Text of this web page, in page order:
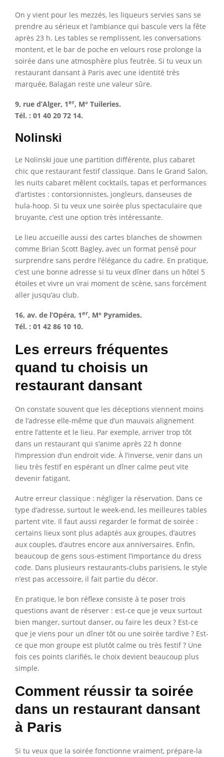
On y vient pour les mezzés, les liqueurs servies sans se
prendre au sérieux et l’ambiance qui bascule vers la fête
après 23 h. Les tables se remplissent, les conversations
montent, et le bar de poche en velours rose prolonge la
soirée dans une atmosphère plus feutrée. Si tu veux un
restaurant dansant à Paris avec une identité très
marquée, Balagan reste une valeur sûre.
9, rue d’Alger, 1er, M° Tuileries.
Tél. : 01 40 20 72 14.
Nolinski
Le Nolinski joue une partition différente, plus cabaret
chic que restaurant festif classique. Dans le Grand Salon,
les nuits cabaret mêlent cocktails, tapas et performances
d’artistes : contorsionnistes, jongleurs, danseuses de
hula-hoop. Si tu veux une soirée plus spectaculaire que
bruyante, c’est une option très intéressante.
Le lieu accueille aussi des cartes blanches de showmen
comme Brian Scott Bagley, avec un format pensé pour
surprendre sans perdre l’élégance du cadre. En pratique,
c’est une bonne adresse si tu veux dîner dans un hôtel 5
étoiles et vivre un vrai moment de scène, sans forcément
aller jusqu’au club.
16, av. de l’Opéra, 1er, M° Pyramides.
Tél. : 01 42 86 10 10.
Les erreurs fréquentes
quand tu choisis un
restaurant dansant
On constate souvent que les déceptions viennent moins
de l’adresse elle-même que d’un mauvais alignement
entre l’attente et le lieu. Par exemple, arriver trop tôt
dans un restaurant qui s’anime après 22 h donne
l’impression d’un endroit vide. À l’inverse, venir dans un
lieu très festif en espérant un dîner calme peut vite
devenir fatigant.
Autre erreur classique : négliger la réservation. Dans ce
type d’adresse, surtout le week-end, les meilleures tables
partent vite. Il faut aussi regarder le format de soirée :
certains lieux sont plus adaptés aux groupes, d’autres
aux couples, d’autres encore aux anniversaires. Enfin,
beaucoup de gens sous-estiment l’importance du dress
code. Dans plusieurs restaurants-clubs parisiens, le style
n’est pas accessoire, il fait partie du décor.
En pratique, le bon réflexe consiste à te poser trois
questions avant de réserver : est-ce que je veux surtout
bien manger, surtout danser, ou faire les deux ? Est-ce
que je viens pour un dîner tôt ou une soirée tardive ? Est-
ce que mon groupe est plutôt calme ou très festif ? Une
fois ces points clarifiés, le choix devient beaucoup plus
simple.
Comment réussir ta soirée
dans un restaurant dansant
à Paris
Si tu veux que la soirée fonctionne vraiment, prépare-la